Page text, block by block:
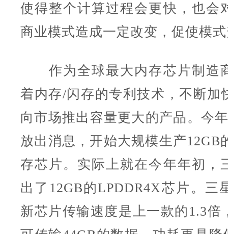
使得整个计算过程会更快，也会
商业模式造成一定改变，促使模
作为全球最大内存芯片制造
着内存/闪存的专利技术，不断加
向市场推出容量更大的产品。今
放出消息，开始大规模生产12GB
存芯片。实际上就在今年年初，
出了12GB的LPDDR4X芯片。三
新芯片传输速度是上一款的1.3倍